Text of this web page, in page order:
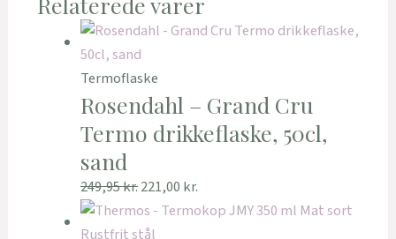
Termoflaske
Rosendahl – Grand Cru
Termo drikkeflaske, 50cl,
sand
249,95kr.221,00 kr.